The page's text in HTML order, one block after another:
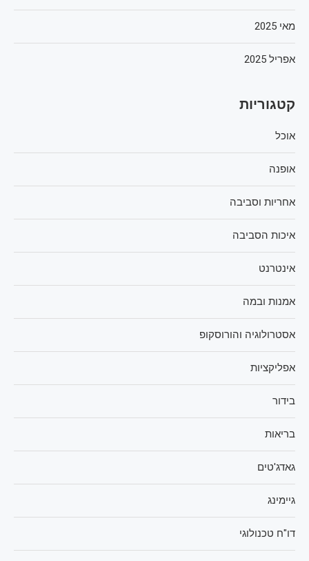
מאי 2025
אפריל 2025
קטגוריות
אוכל
אופנה
אחריות וסביבה
איכות הסביבה
אינטרנט
אמנות ובמה
אסטרולוגיה והורוסקופ
אפליקציות
בידור
בריאות
גאדג'טים
גיימינג
דו"ח טכנולוגי